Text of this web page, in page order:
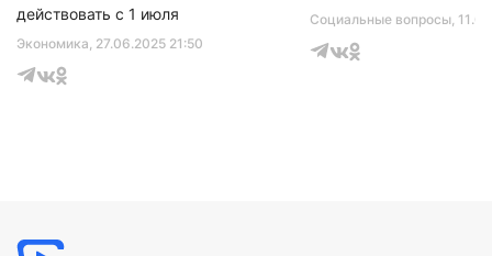
Экономика, 27.06.2025 21:50
действовать с 1 июля
Социальные вопросы,